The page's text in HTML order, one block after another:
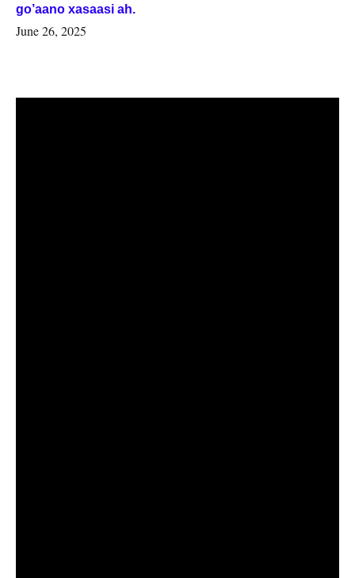
go’aano xasaasi ah.
June 26, 2025